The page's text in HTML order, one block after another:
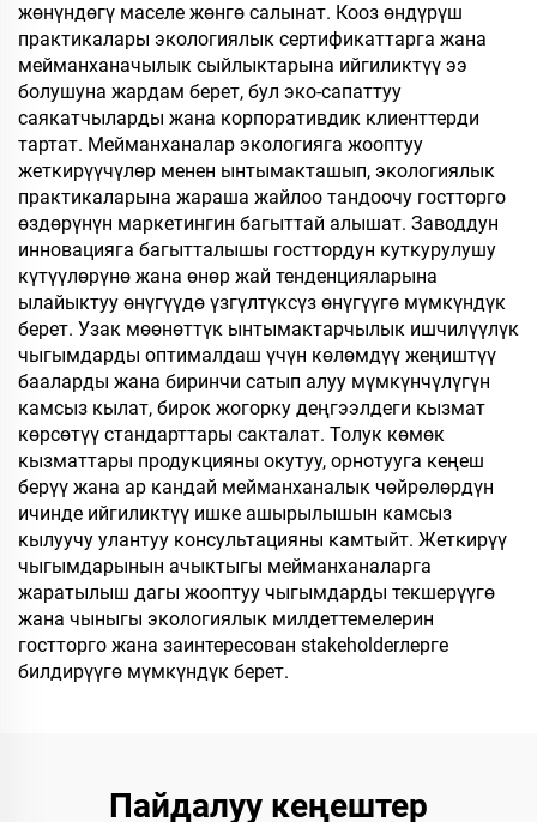
жөнүндөгү маселе жөнгө салынат. Кооз өндүрүш
практикалары экологиялык сертификаттарга жана
мейманханачылык сыйлыктарына ийгиликтүү ээ
болушуна жардам берет, бул эко-сапаттуу
саякатчыларды жана корпоративдик клиенттерди
тартат. Мейманханалар экологияга жооптуу
жеткирүүчүлөр менен ынтымакташып, экологиялык
практикаларына жараша жайлоо тандоочу гостторго
өздөрүнүн маркетингин багыттай алышат. Заводдун
инновацияга багытталышы госттордун куткурулушу
күтүүлөрүнө жана өнөр жай тенденцияларына
ылайыктуу өнүгүүдө үзгүлтүксүз өнүгүүгө мүмкүндүк
берет. Узак мөөнөттүк ынтымактарчылык ишчилүүлүк
чыгымдарды оптималдаш үчүн көлөмдүү жеңиштүү
бааларды жана биринчи сатып алуу мүмкүнчүлүгүн
камсыз кылат, бирок жогорку деңгээлдеги кызмат
көрсөтүү стандарттары сакталат. Толук көмөк
кызматтары продукцияны окутуу, орнотууга кеңеш
берүү жана ар кандай мейманханалык чөйрөлөрдүн
ичинде ийгиликтүү ишке ашырылышын камсыз
кылуучу улантуу консультацияны камтыйт. Жеткирүү
чыгымдарынын ачыктыгы мейманханаларга
жаратылыш дагы жооптуу чыгымдарды текшерүүгө
жана чыныгы экологиялык милдеттемелерин
гостторго жана заинтересован stakeholderлерге
билдирүүгө мүмкүндүк берет.
Пайдалуу кеңештер